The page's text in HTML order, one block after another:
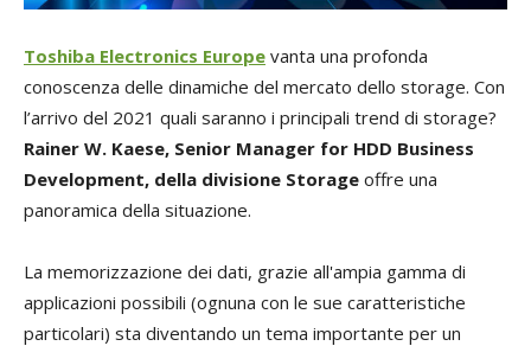
Toshiba Electronics Europe vanta una profonda
conoscenza delle dinamiche del mercato dello storage. Con
l’arrivo del 2021 quali saranno i principali trend di storage?
Rainer W. Kaese, Senior Manager for HDD Business
Development, della divisione Storage offre una
panoramica della situazione.
La memorizzazione dei dati, grazie all'ampia gamma di
applicazioni possibili (ognuna con le sue caratteristiche
particolari) sta diventando un tema importante per un